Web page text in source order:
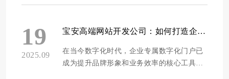
力、程序开发、安全防护、售后维护、源码
交付、价格等多个维度对市场上的建站公司
进行打...
19
2025.09
宝安高端网站开发公司：如何打造企业专属数字化门户
在当今数字化时代，企业专属数字化门户已
成为提升品牌形象和业务效率的核心工具。